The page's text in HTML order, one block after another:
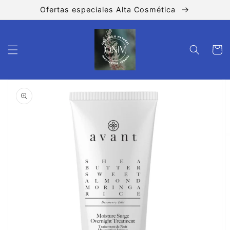
directamente
al contenido
Ofertas especiales Alta Cosmética
Carrito
directamente
a la
información